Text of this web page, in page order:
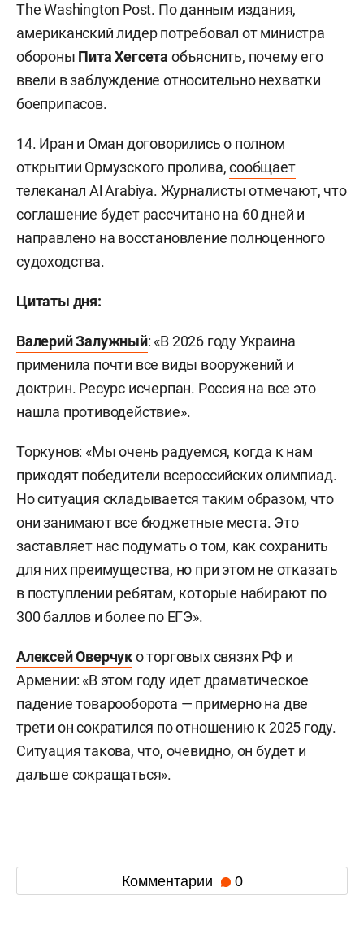
The Washington Post. По данным издания,
американский лидер потребовал от министра
обороны Пита Хегсета объяснить, почему его
ввели в заблуждение относительно нехватки
боеприпасов.
14. Иран и Оман договорились о полном
открытии Ормузского пролива,сообщает
телеканал Al Arabiya. Журналисты отмечают, что
соглашение будет рассчитано на 60 дней и
направлено на восстановление полноценного
судоходства.
Цитаты дня:
Валерий Залужный: «В 2026 году Украина
применила почти все виды вооружений и
доктрин. Ресурс исчерпан. Россия на все это
нашла противодействие».
Торкунов: «Мы очень радуемся, когда к нам
приходят победители всероссийских олимпиад.
Но ситуация складывается таким образом, что
они занимают все бюджетные места. Это
заставляет нас подумать о том, как сохранить
для них преимущества, но при этом не отказать
в поступлении ребятам, которые набирают по
300 баллов и более по ЕГЭ».
Алексей Оверчуко торговых связях РФ и
Армении: «В этом году идет драматическое
падение товарооборота — примерно на две
трети он сократился по отношению к 2025 году.
Ситуация такова, что, очевидно, он будет и
дальше сокращаться».
Комментарии 0